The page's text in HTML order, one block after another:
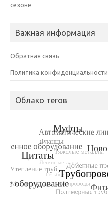
сезоне
Важная информация
Обратная связь
Политика конфиденциальности
Облако тегов